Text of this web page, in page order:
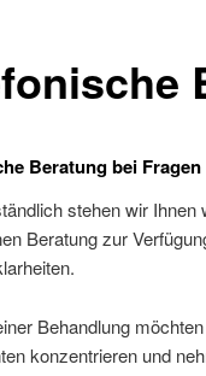
Beratung bei Fragen
stehen wir
Beratung zur
Behandlung
konzentrieren und